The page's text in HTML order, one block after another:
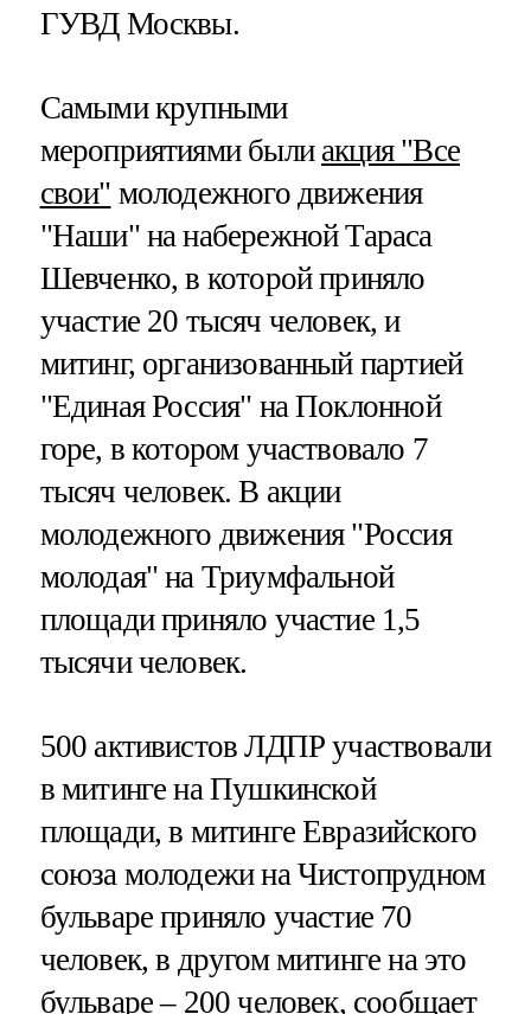
ГУВД Москвы.
Самыми крупными
мероприятиями были акция "Все
свои" молодежного движения
"Наши" на набережной Тараса
Шевченко, в которой приняло
участие 20 тысяч человек, и
митинг, организованный партией
"Единая Россия" на Поклонной
горе, в котором участвовало 7
тысяч человек. В акции
молодежного движения "Россия
молодая" на Триумфальной
площади приняло участие 1,5
тысячи человек.
500 активистов ЛДПР участвовали
в митинге на Пушкинской
площади, в митинге Евразийского
союза молодежи на Чистопрудном
бульваре приняло участие 70
человек, в другом митинге на это
бульваре – 200 человек, сообщает